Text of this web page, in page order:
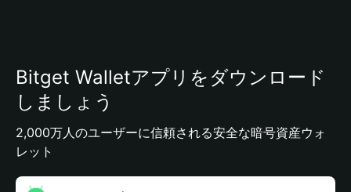
Bitget Walletアプリをダウンロード
しましょう
2,000万人のユーザーに信頼される安全な暗号資産ウォ
レット